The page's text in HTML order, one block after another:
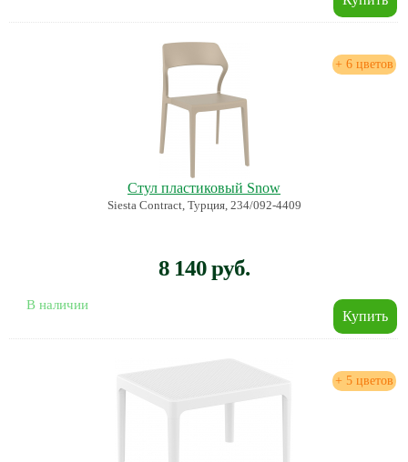
+ 6 цветов
Стул пластиковый Snow
Siesta Contract, Турция, 234/092-4409
8 140 руб.
В наличии
+ 5 цветов